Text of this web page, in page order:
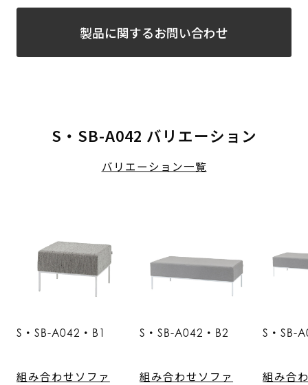
製品に関するお問い合わせ
S・SB-A042 バリエーション
バリエーション一覧
S・SB-A042・B1
組み合わせソファ
S・SB-A042・B2
組み合わせソファ
S・SB-
組み合